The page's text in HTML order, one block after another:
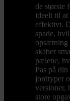
de største
ideelt til
effektivt.
spade,
opsætning
skaber
pælene,
Pas på
jordtyper
versioner,
store